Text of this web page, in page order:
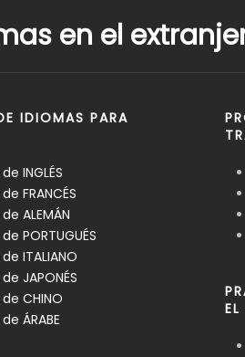
en el
IDIOMAS PARA
INGLÉS
FRANCÉS
ALEMÁN
PORTUGUÉS
ITALIANO
JAPONÉS
CHINO
ÁRABE